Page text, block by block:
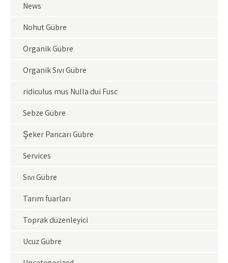
News
Nohut Gübre
Organik Gübre
Organik Sıvı Gübre
ridiculus mus Nulla dui Fusc
Sebze Gübre
Şeker Pancarı Gübre
Services
Sıvı Gübre
Tarım fuarları
Toprak düzenleyici
Ucuz Gübre